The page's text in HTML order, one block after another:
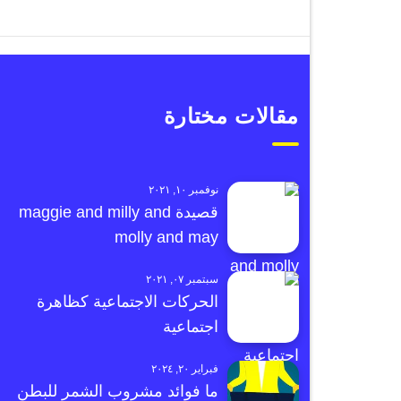
مقالات مختارة
نوفمبر ١٠, ٢٠٢١
قصيدة maggie and milly and
molly and may
سبتمبر ٠٧, ٢٠٢١
الحركات الاجتماعية كظاهرة
اجتماعية
فبراير ٢٠, ٢٠٢٤
ما فوائد مشروب الشمر للبطن